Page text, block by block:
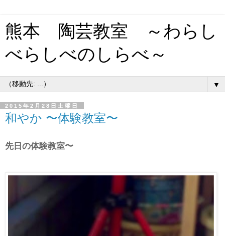
熊本 陶芸教室 ～わらし
べらしべのしらべ～
▼
2015年2月28日土曜日
和やか 〜体験教室〜
先日の体験教室〜